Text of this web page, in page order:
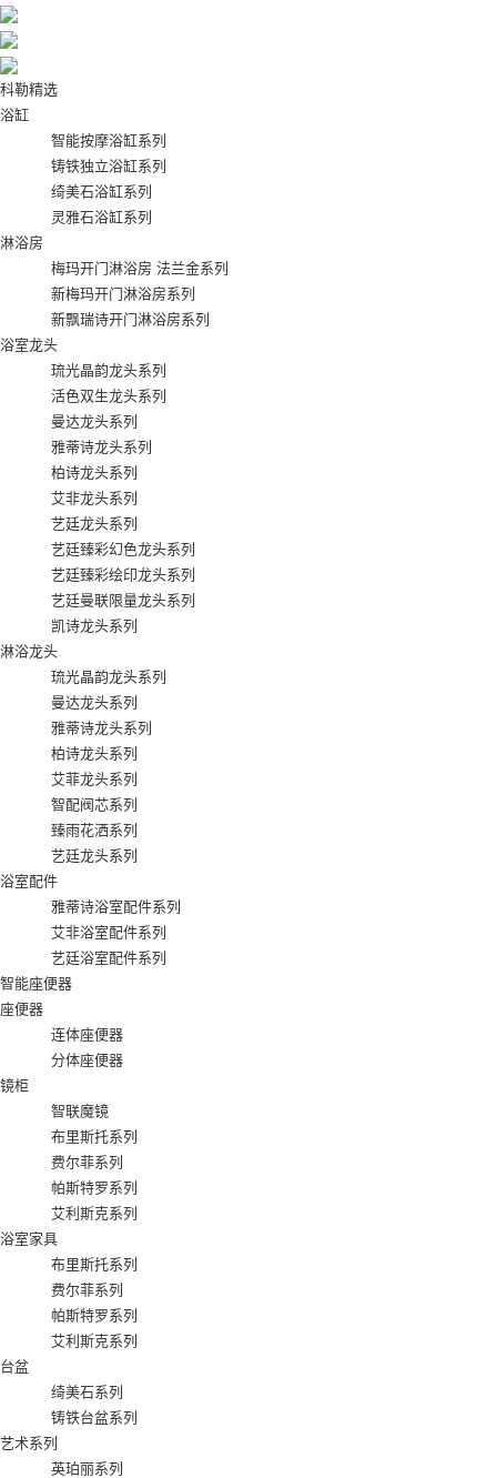
科勒精选
浴缸
智能按摩浴缸系列
铸铁独立浴缸系列
绮美石浴缸系列
灵雅石浴缸系列
淋浴房
梅玛开门淋浴房 法兰金系列
新梅玛开门淋浴房系列
新飘瑞诗开门淋浴房系列
浴室龙头
琉光晶韵龙头系列
活色双生龙头系列
曼达龙头系列
雅蒂诗龙头系列
柏诗龙头系列
艾非龙头系列
艺廷龙头系列
艺廷臻彩幻色龙头系列
艺廷臻彩绘印龙头系列
艺廷曼联限量龙头系列
凯诗龙头系列
淋浴龙头
琉光晶韵龙头系列
曼达龙头系列
雅蒂诗龙头系列
柏诗龙头系列
艾菲龙头系列
智配阀芯系列
臻雨花洒系列
艺廷龙头系列
浴室配件
雅蒂诗浴室配件系列
艾非浴室配件系列
艺廷浴室配件系列
智能座便器
座便器
连体座便器
分体座便器
镜柜
智联魔镜
布里斯托系列
费尔菲系列
帕斯特罗系列
艾利斯克系列
浴室家具
布里斯托系列
费尔菲系列
帕斯特罗系列
艾利斯克系列
台盆
绮美石系列
铸铁台盆系列
艺术系列
英珀丽系列